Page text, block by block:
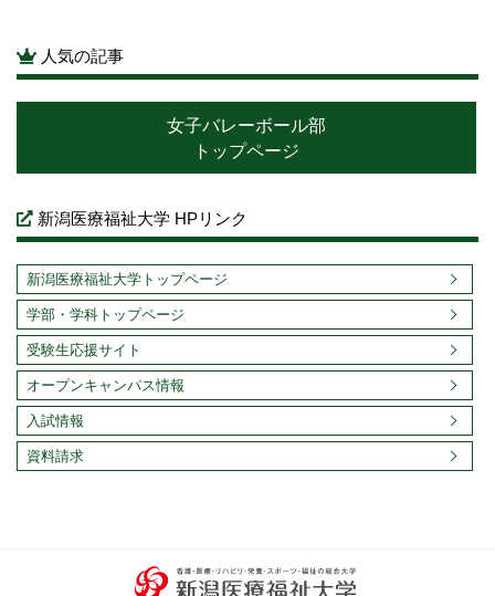
人気の記事
女子バレーボール部
トップページ
新潟医療福祉大学 HPリンク
新潟医療福祉大学トップページ
学部・学科トップページ
受験生応援サイト
オープンキャンパス情報
入試情報
資料請求